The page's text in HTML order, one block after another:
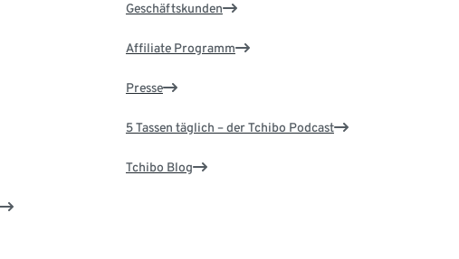
Geschäftskunden
Affiliate Programm
Presse
5 Tassen täglich – der Tchibo Podcast
Tchibo Blog